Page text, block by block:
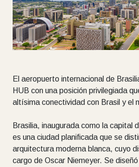
El aeropuerto internacional de
HUB con una posición privilegiada
altísima conectividad con Brasil y el
Brasilia, inaugurada como la capital
es una ciudad planificada que se
arquitectura moderna blanca, cuyo
cargo de Oscar Niemeyer. Se